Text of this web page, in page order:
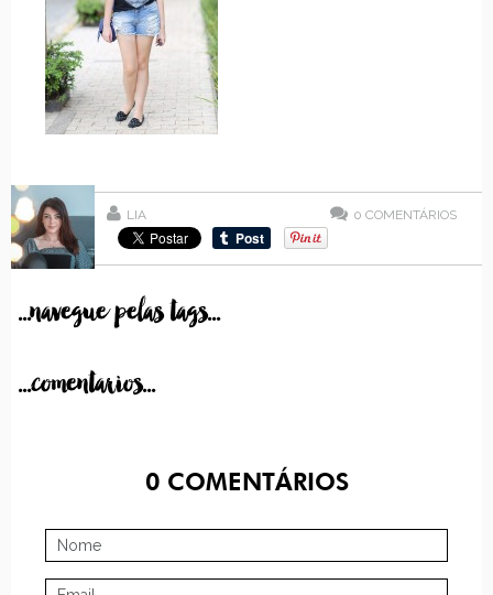
LIA 0 COMENTÁRIOS
...navegue pelas tags...
...comentarios...
0COMENTÁRIOS